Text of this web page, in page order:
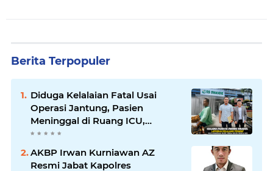
Berita Terpopuler
Diduga Kelalaian Fatal Usai
Operasi Jantung, Pasien
Meninggal di Ruang ICU,
Keluarga Tuntut RSUD dr.
Soewandhie Bertanggung
Jawab
AKBP Irwan Kurniawan AZ
Resmi Jabat Kapolres